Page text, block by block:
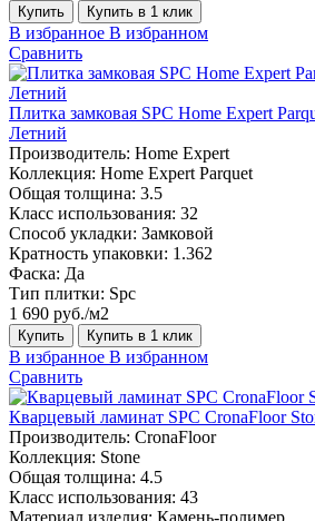
Купить Купить в 1 клик
В избранное В избранном
Сравнить
Плитка замковая SPC Home Expert
Летний
Производитель: Home Expert
Коллекция: Home Expert Parquet
Общая толщина: 3.5
Класс использования: 32
Способ укладки: Замковой
Кратность упаковки: 1.362
Фаска: Да
Тип плитки: Spc
1 690 руб./м2
Купить Купить в 1 клик
В избранное В избранном
Сравнить
Кварцевый ламинат SPC CronaFloor
Производитель: CronaFloor
Коллекция: Stone
Общая толщина: 4.5
Класс использования: 43
Материал изделия: Камень-полимер